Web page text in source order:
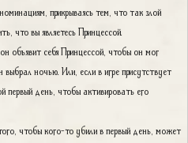
прикрываясь тем, что так злой
что вы являетесь Принцессой.
он объявит себя Принцессой, чтобы он мог
ночью. Или, если в игре присутствует
первый день, чтобы активировать его
чтобы кого-то убили в первый день, может